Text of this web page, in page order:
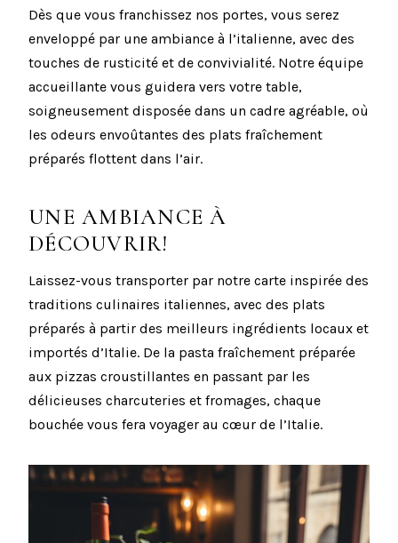
Dès que vous franchissez nos portes, vous serez
enveloppé par une ambiance à l’italienne, avec des
touches de rusticité et de convivialité. Notre équipe
accueillante vous guidera vers votre table,
soigneusement disposée dans un cadre agréable, où
les odeurs envoûtantes des plats fraîchement
préparés flottent dans l’air.
UNE AMBIANCE À
DÉCOUVRIR!
Laissez-vous transporter par notre carte inspirée des
traditions culinaires italiennes, avec des plats
préparés à partir des meilleurs ingrédients locaux et
importés d’Italie. De la pasta fraîchement préparée
aux pizzas croustillantes en passant par les
délicieuses charcuteries et fromages, chaque
bouchée vous fera voyager au cœur de l’Italie.